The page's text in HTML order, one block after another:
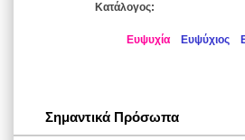
Κατάλογος:
Ευψυχία Ευψύχιος
Σημαντικά Πρόσωπα